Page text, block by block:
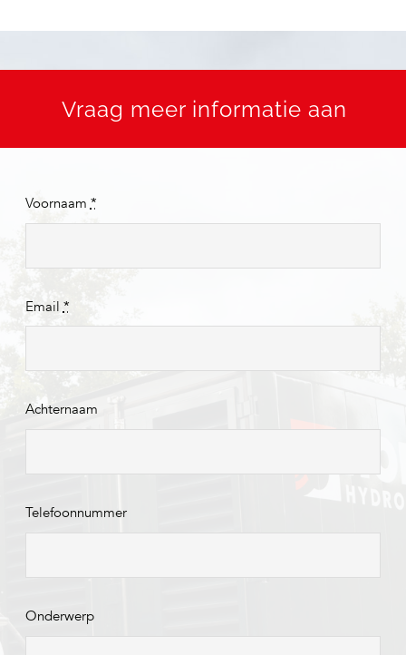
Vraag meer informatie aan
Voornaam *
Email *
Achternaam
Telefoonnummer
Onderwerp